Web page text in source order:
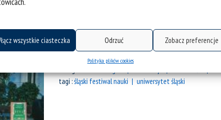
wszystkie ciasteczka Odrzuć Zobacz preferencje
Polityka plików cookies
Śląski Festiwal Nauki Katowice
tagi :śląski festiwal nauki uniwersytet śląski